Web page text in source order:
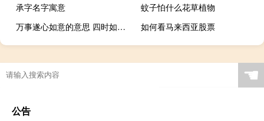
承字名字寓意
蚊子怕什么花草植物
万事遂心如意的意思 四时如意万事遂心是什么意思
如何看马来西亚股票
☚
公告